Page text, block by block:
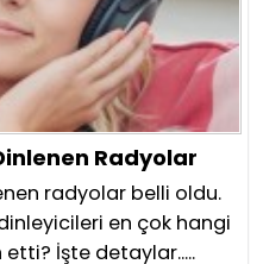
Radyolar
radyolar belli oldu.
en çok hangi
İşte detaylar.....